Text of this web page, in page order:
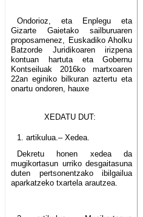
Ondorioz, eta Enplegu eta
Gizarte Gaietako sailburuaren
proposamenez, Euskadiko Aholku
Batzorde Juridikoaren irizpena
kontuan hartuta eta Gobernu
Kontseiluak 2016ko martxoaren
22an eginiko bilkuran aztertu eta
onartu ondoren, hauxe
XEDATU DUT:
1. artikulua.– Xedea.
Dekretu honen xedea da
mugikortasun urriko desgaitasuna
duten pertsonentzako ibilgailua
aparkatzeko txartela arautzea.